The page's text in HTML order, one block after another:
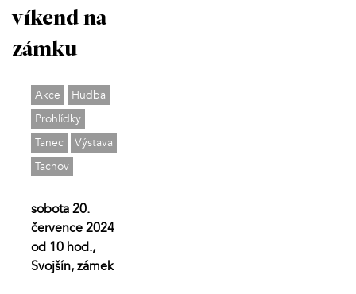
víkend na
zámku
Akce
Hudba
Prohlídky
Tanec
Výstava
Tachov
sobota 20.
července 2024
od 10 hod.,
Svojšín, zámek